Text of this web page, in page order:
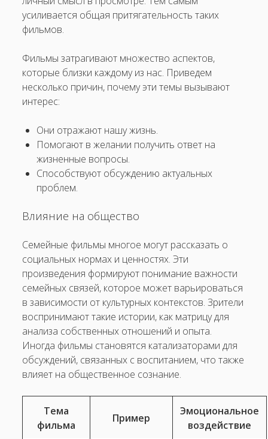
усиливается общая притягательность таких
фильмов.
Фильмы затрагивают множество аспектов,
которые близки каждому из нас. Приведем
несколько причин, почему эти темы вызывают
интерес:
Они отражают нашу жизнь.
Помогают в желании получить ответ на
жизненные вопросы.
Способствуют обсуждению актуальных
проблем.
Влияние на общество
Семейные фильмы многое могут рассказать о
социальных нормах и ценностях. Эти
произведения формируют понимание важности
семейных связей, которое может варьироваться
в зависимости от культурных контекстов. Зрители
воспринимают такие истории, как матрицу для
анализа собственных отношений и опыта.
Иногда фильмы становятся катализаторами для
обсуждений, связанных с воспитанием, что также
влияет на общественное сознание.
Тема
фильма
Пример
Эмоциональное
воздействие